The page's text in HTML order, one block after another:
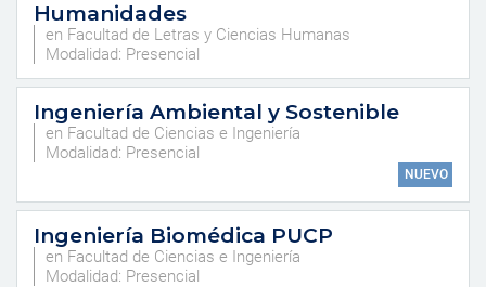
Humanidades
en Facultad de Letras y Ciencias Humanas
Modalidad: Presencial
Ingeniería Ambiental y Sostenible
en Facultad de Ciencias e Ingeniería
Modalidad: Presencial
NUEVO
Ingeniería Biomédica PUCP
en Facultad de Ciencias e Ingeniería
Modalidad: Presencial